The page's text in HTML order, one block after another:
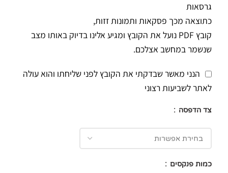
גרסאות
כתוצאה מכך פסקאות ותמונות זזות,
קובץ PDF נועל את הקובץ ומגיע אלינו בדיוק באותו מצב
שנשמר במחשב אצלכם.
הנני מאשר שבדקתי את הקובץ לפני שליחתו והוא עולה
לאתר לשביעות רצוני
צד הדפסה
כמות פנקסים